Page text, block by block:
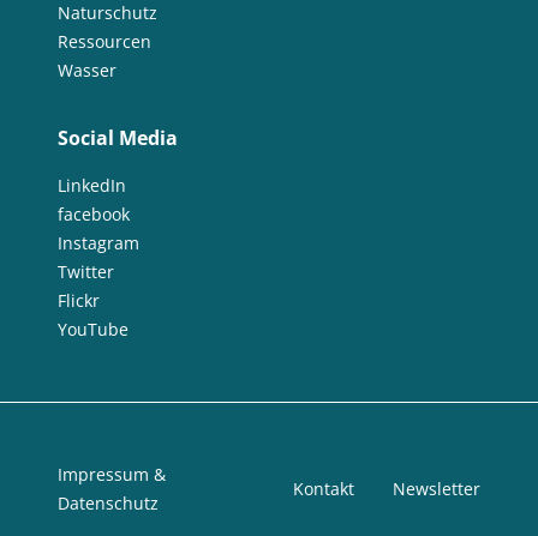
Naturschutz
Ressourcen
Wasser
Social Media
LinkedIn
facebook
Instagram
Twitter
Flickr
YouTube
Impressum &
Datenschutz
Kontakt Newsletter